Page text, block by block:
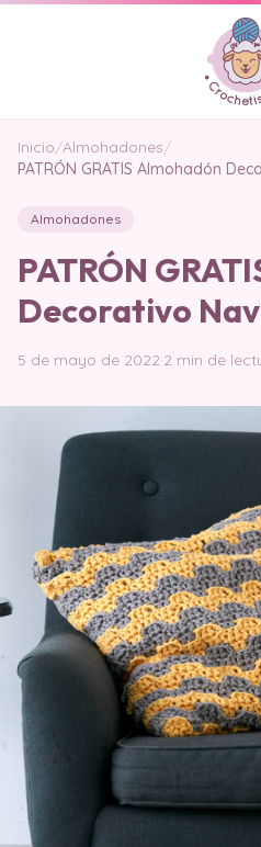
Inicio/Almohadones/
PATRÓN GRATIS Almohadón
Almohadones
PATRÓN
Decorativo
5 de mayo de 2022·2 min de